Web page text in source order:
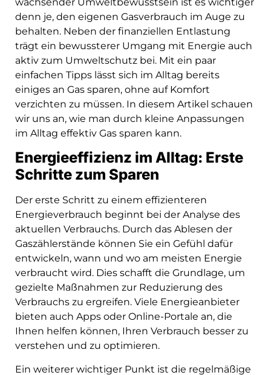
denn je, den eigenen Gasverbrauch im Auge zu
behalten. Neben der finanziellen Entlastung
trägt ein bewussterer Umgang mit Energie auch
aktiv zum Umweltschutz bei. Mit ein paar
einfachen Tipps lässt sich im Alltag bereits
einiges an Gas sparen, ohne auf Komfort
verzichten zu müssen. In diesem Artikel schauen
wir uns an, wie man durch kleine Anpassungen
im Alltag effektiv Gas sparen kann.
Energieeffizienz im Alltag: Erste
Schritte zum Sparen
Der erste Schritt zu einem effizienteren
Energieverbrauch beginnt bei der Analyse des
aktuellen Verbrauchs. Durch das Ablesen der
Gaszählerstände können Sie ein Gefühl dafür
entwickeln, wann und wo am meisten Energie
verbraucht wird. Dies schafft die Grundlage, um
gezielte Maßnahmen zur Reduzierung des
Verbrauchs zu ergreifen. Viele Energieanbieter
bieten auch Apps oder Online-Portale an, die
Ihnen helfen können, Ihren Verbrauch besser zu
verstehen und zu optimieren.
Ein weiterer wichtiger Punkt ist die regelmäßige